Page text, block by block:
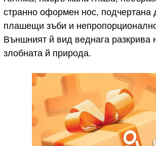
странно оформен нос, подчертана
плашещи зъби и
Външният й вид веднага разкрива
злобната й природа.